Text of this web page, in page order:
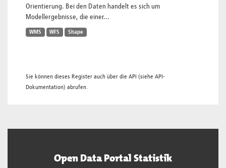
Orientierung. Bei den Daten handelt es sich um
Modellergebnisse, die einer...
WMS WFS Shape
Sie können dieses Register auch über die API (siehe API-
Dokumentation) abrufen.
Open Data Portal Statistik